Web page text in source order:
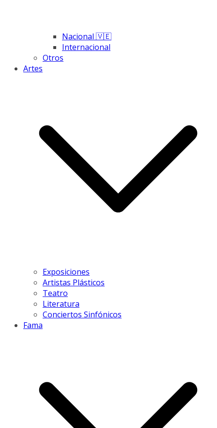
Nacional 🇻🇪
Internacional
Otros
Artes
Exposiciones
Artistas Plásticos
Teatro
Literatura
Conciertos Sinfónicos
Fama